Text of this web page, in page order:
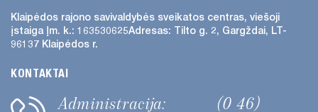
Klaipėdos rajono savivaldybės sveikatos centras, viešoji
įstaigaĮm. k.: 163530625Adresas: Tilto g. 2, Gargždai, LT-
96137 Klaipėdos r.
KONTAKTAI
Administracija: (0 46)